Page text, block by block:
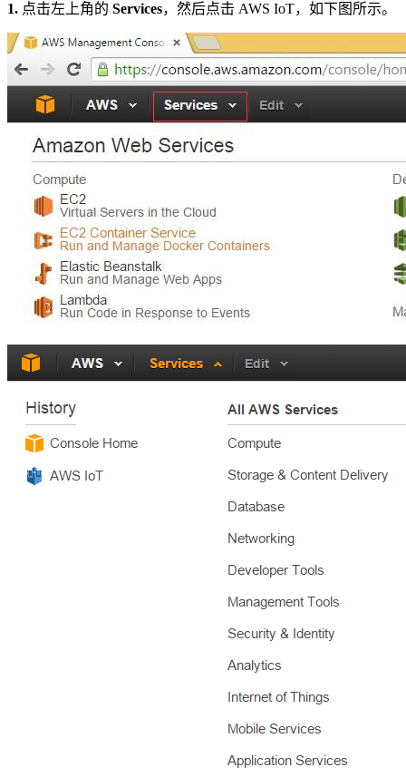
1. 点击左上角的 Services，然后点击 AWS IoT，如下图所示。